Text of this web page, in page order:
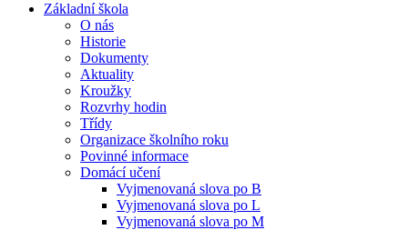
Základní škola
O nás
Historie
Dokumenty
Aktuality
Kroužky
Rozvrhy hodin
Třídy
Organizace školního roku
Povinné informace
Domácí učení
Vyjmenovaná slova po B
Vyjmenovaná slova po L
Vyjmenovaná slova po M